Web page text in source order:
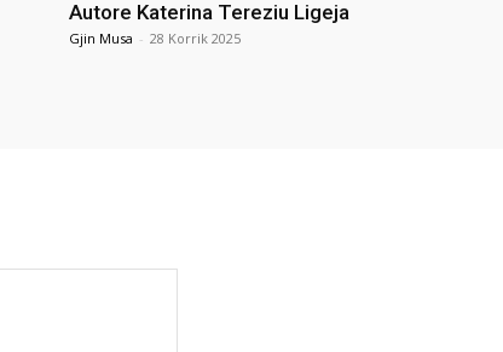
Autore Katerina Tereziu Ligeja
Gjin Musa - 28 Korrik 2025